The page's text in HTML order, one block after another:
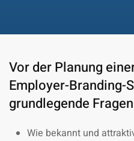
Vor der Planung
Employer-Branding-
grundlegende
Wie bekannt und